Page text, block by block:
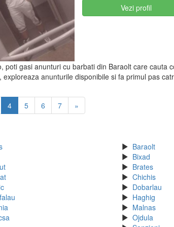
Vezi profil
poti gasi anunturi cu barbati din Baraolt care
exploreaza anunturile disponibile si fa primul pas
4 5 6 7 »
Baraolt
Bixad
Brates
Chichis
Dobarlau
Haghig
Malnas
Ojdula